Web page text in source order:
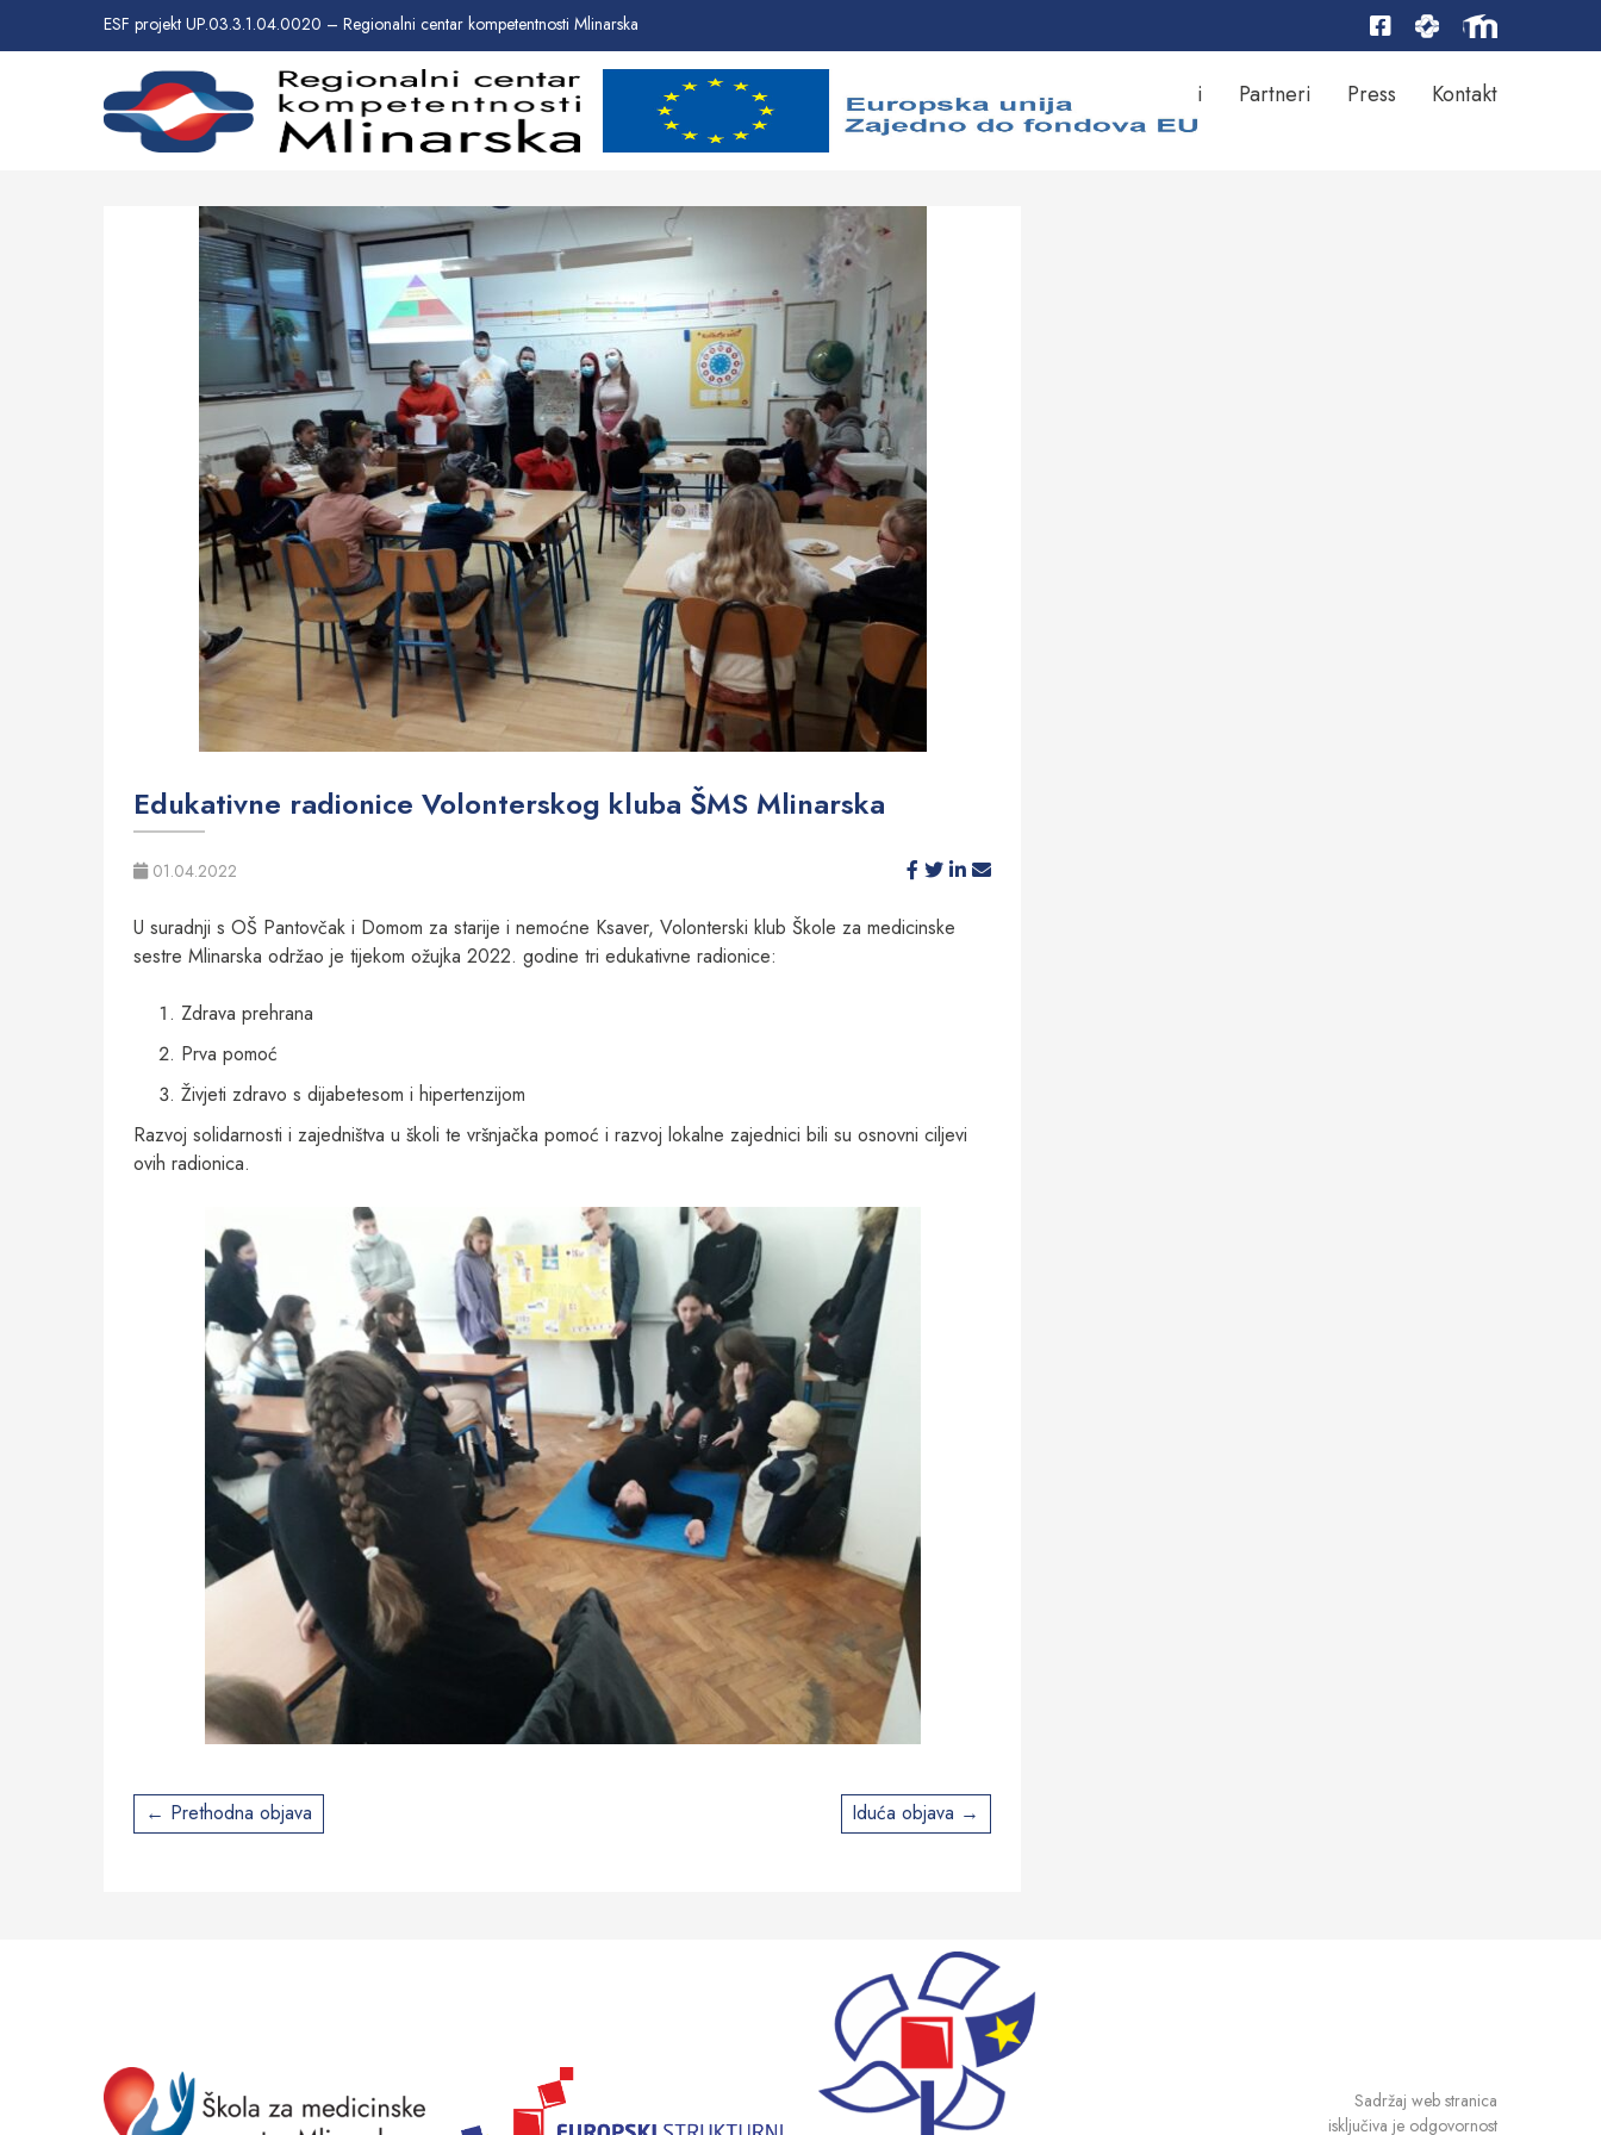
ESF projekt UP.03.3.1.04.0020 – Regionalni centar kompetentnosti Mlinarska
Početna Novosti
O
projektu
Rezultati Partneri Press Kontakt
Edukativne radionice Volonterskog kluba ŠMS Mlinarska
01.04.2022
U suradnji s OŠ Pantovčak i Domom za starije i nemoćne Ksaver, Volonterski klub Škole za medicinske
sestre Mlinarska održao je tijekom ožujka 2022. godine tri edukativne radionice:
Zdrava prehrana
Prva pomoć
Živjeti zdravo s dijabetesom i hipertenzijom
Razvoj solidarnosti i zajedništva u školi te vršnjačka pomoć i razvoj lokalne zajednici bili su osnovni ciljevi
ovih radionica.
Post
navigation
Prethodna objava Iduća objava
Sadržaj web stranica
isključiva je odgovornost